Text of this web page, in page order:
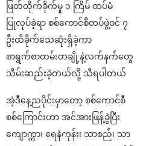
ဖြတ်တိုက်ခိုက်မှု ၁ ကြိမ် ထပ်မံ
ပြုလုပ်ခဲ့ရာ စစ်ကောင်စီတပ်ဖွဲ့ဝင် ၇
ဦးထိခိုက်သေဆုံးရှိခဲ့ကာ
စာရွက်စာတမ်းတချို့နဲ့လက်နက်တွေ
သိမ်းဆည်းခဲ့တယ်လို့ သိရပါတယ်
အဲ့ဒီနေ့ညပိုင်းမှာတော့ စစ်ကောင်စီ
စစ်ကြောင်းဟာ အင်အားဖြန့်ခွဲပြီး
ကျောက္ကာ၊ ရေနံကုန်း၊ သာစည်ံ၊ သာ